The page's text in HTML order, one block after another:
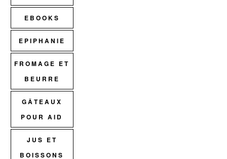
EBOOKS
EPIPHANIE
FROMAGE ET
BEURRE
GÂTEAUX
POUR AID
JUS ET
BOISSONS